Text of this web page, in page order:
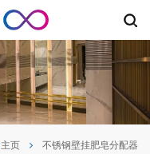
主页 不锈钢壁挂肥皂分配器